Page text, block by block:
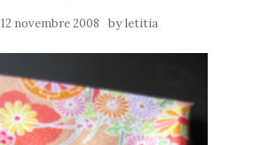
12 novembre 2008 byletitia